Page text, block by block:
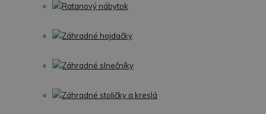
Ratanový nábytok
Záhradné hojdačky
Záhradné slnečníky
Záhradné stoličky a kreslá